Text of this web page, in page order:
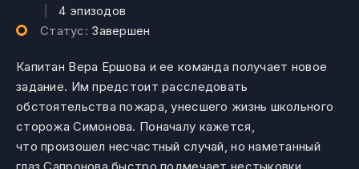
|4 эпизодов
Статус: Завершен
Капитан Вера Ершова и ее команда получает новое
задание. Им предстоит расследовать
обстоятельства пожара, унесшего жизнь школьного
сторожа Симонова. Поначалу кажется,
что произошел несчастный случай, но наметанный